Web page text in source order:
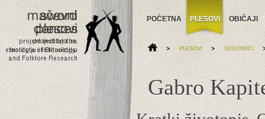
POČETNA PLESOVI OBIČAJI
> PLESOVI > SUDIONICI
Gabro